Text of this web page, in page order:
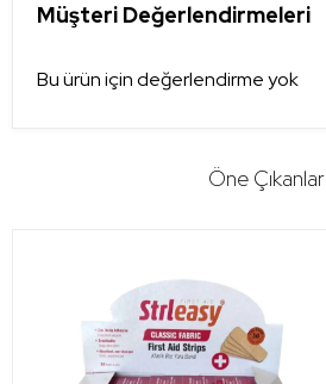
Müşteri Değerlendirmeleri
Bu ürün için değerlendirme yok
Öne Çıkanlar